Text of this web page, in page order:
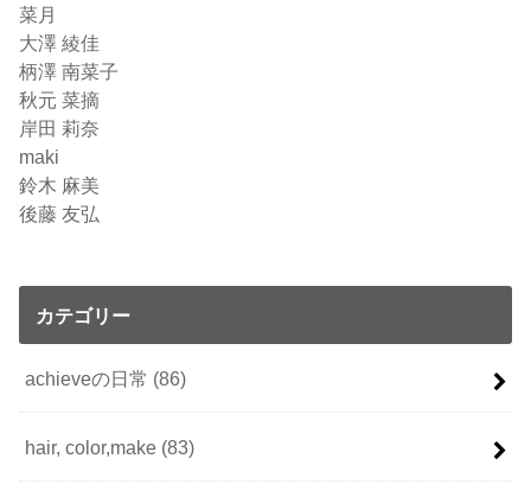
菜月
大澤 綾佳
柄澤 南菜子
秋元 菜摘
岸田 莉奈
maki
鈴木 麻美
後藤 友弘
カテゴリー
achieveの日常 (86)
hair, color,make (83)